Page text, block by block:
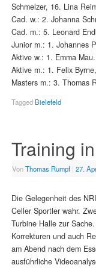
Schmelzer, 16. Lina
Cad. w.: 2. Johanna
Cad. m.: 5. Leonard
Junior m.: 1. Johannes
Aktive w.: 1. Emma Mau.
Aktive m.: 1. Felix
Masters m.: 3. Thomas
TaggedBielefeld
Training
VonThomas Rumpf | 27.
Die Gelegenheit des
Celler Sportler wahr.
Turbine Halle zur
Korrekturen und auch
am Abend nach dem
ausführliche